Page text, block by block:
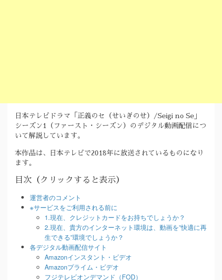
日本テレビドラマ「正義のセ（せいぎのせ）/Seigi no Se」
シーズン1（ファースト・シーズン）のデジタル動画配信につ
いて解説しています。
本作品は、日本テレビで2018年に放送されているものになり
ます。
目次（クリックすると表示）
運営者のコメント
※サービスをご利用される前に
1.現在、クレジットカードをお持ちでしょうか？
2.現在、貴方のインターネット環境は、動画を”快適に再
生できる”環境でしょうか？
各デジタル動画配信サイト
Amazonインスタント・ビデオ
Amazonプライム・ビデオ
フジテレビオンデマンド（FOD）